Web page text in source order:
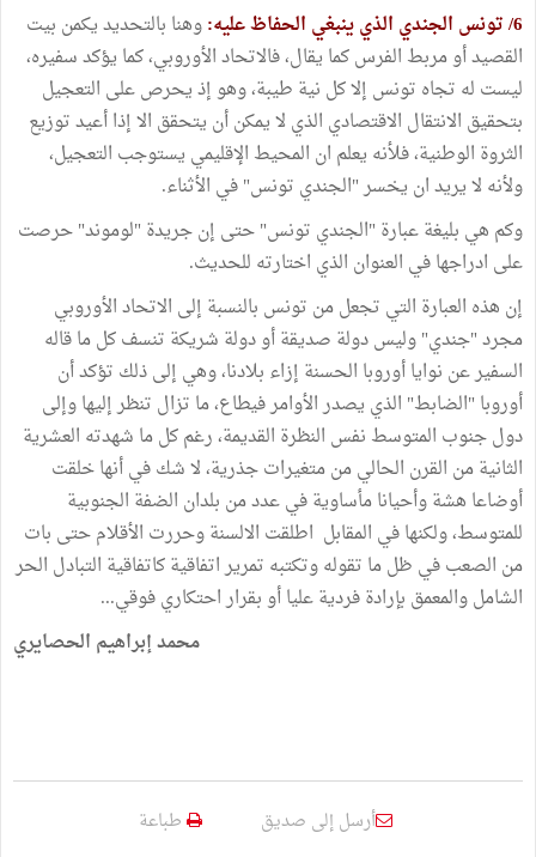
6/ تونس الجندي الذي ينبغي الحفاظ عليه:
وهنا بالتحديد يكمن بيت
القصيد أو مربط الفرس كما يقال، فالاتحاد الأوروبي، كما يؤكد سفيره،
ليست له تجاه تونس إلا كل نية طيبة، وهو إذ يحرص على التعجيل
بتحقيق الانتقال الاقتصادي الذي لا يمكن أن يتحقق الا إذا أعيد توزيع
الثروة الوطنية، فلأنه يعلم ان المحيط الإقليمي يستوجب التعجيل،
ولأنه لا يريد ان يخسر "الجندي تونس" في الأثناء.
وكم هي بليغة عبارة "الجندي تونس" حتى إن جريدة "لوموند" حرصت
على ادراجها في العنوان الذي اختارته للحديث.
إن هذه العبارة التي تجعل من تونس بالنسبة إلى الاتحاد الأوروبي
مجرد "جندي" وليس دولة صديقة أو دولة شريكة تنسف كل ما قاله
السفير عن نوايا أوروبا الحسنة إزاء بلادنا، وهي إلى ذلك تؤكد أن
أوروبا "الضابط" الذي يصدر الأوامر فيطاع، ما تزال تنظر إليها وإلى
دول جنوب المتوسط نفس النظرة القديمة، رغم كل ما شهدته العشرية
الثانية من القرن الحالي من متغيرات جذرية، لا شك في أنها خلقت
أوضاعا هشة وأحيانا مأساوية في عدد من بلدان الضفة الجنوبية
للمتوسط، ولكنها في المقابل اطلقت الالسنة وحررت الأقلام حتى بات
من الصعب في ظل ما تقوله وتكتبه تمرير اتفاقية كاتفاقية التبادل الحر
الشامل والمعمق بإرادة فردية عليا أو بقرار احتكاري فوقي...
محمد إبراهيم الحصايري
أرسل إلى صديق طباعة